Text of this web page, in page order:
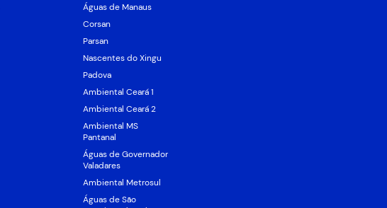
Águas de Manaus
Corsan
Parsan
Nascentes do Xingu
Padova
Ambiental Ceará 1
Ambiental Ceará 2
Ambiental MS
Pantanal
Águas de Governador
Valadares
Ambiental Metrosul
Águas de São